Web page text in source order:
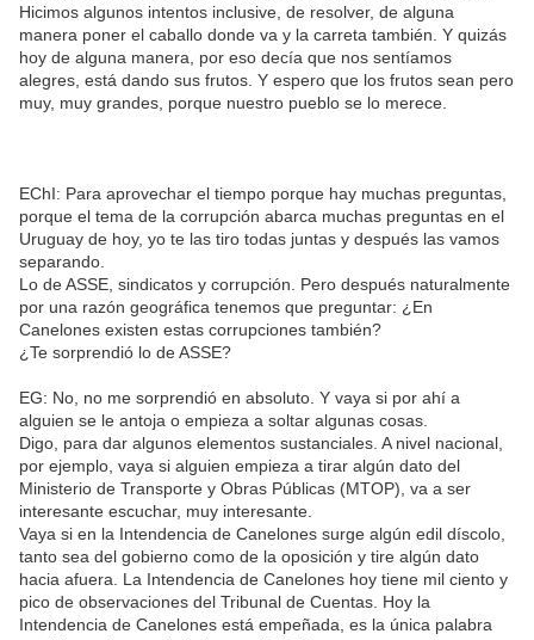
Hicimos algunos intentos inclusive, de resolver, de alguna
manera poner el caballo donde va y la carreta también. Y quizás
hoy de alguna manera, por eso decía que nos sentíamos
alegres, está dando sus frutos. Y espero que los frutos sean pero
muy, muy grandes, porque nuestro pueblo se lo merece.
EChI: Para aprovechar el tiempo porque hay muchas preguntas,
porque el tema de la corrupción abarca muchas preguntas en el
Uruguay de hoy, yo te las tiro todas juntas y después las vamos
separando.
Lo de ASSE, sindicatos y corrupción. Pero después naturalmente
por una razón geográfica tenemos que preguntar: ¿En
Canelones existen estas corrupciones también?
¿Te sorprendió lo de ASSE?
EG: No, no me sorprendió en absoluto. Y vaya si por ahí a
alguien se le antoja o empieza a soltar algunas cosas.
Digo, para dar algunos elementos sustanciales. A nivel nacional,
por ejemplo, vaya si alguien empieza a tirar algún dato del
Ministerio de Transporte y Obras Públicas (MTOP), va a ser
interesante escuchar, muy interesante.
Vaya si en la Intendencia de Canelones surge algún edil díscolo,
tanto sea del gobierno como de la oposición y tire algún dato
hacia afuera. La Intendencia de Canelones hoy tiene mil ciento y
pico de observaciones del Tribunal de Cuentas. Hoy la
Intendencia de Canelones está empeñada, es la única palabra